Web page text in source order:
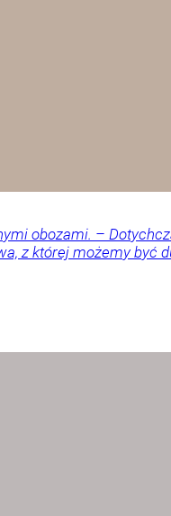
obozami. –
z której możemy być